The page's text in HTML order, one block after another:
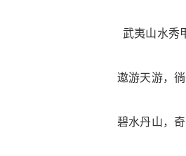
武夷山水秀
遨游天游，
碧水丹山，